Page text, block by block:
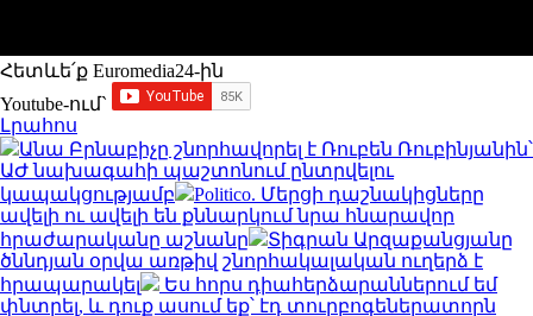
Հետևե՛ք Euromedia24-ին
Youtube-ում`
Լրահոս
Անա Բրնաբիչը շնորհավորել է Ռուբեն Ռուբինյանին՝
ԱԺ նախագահի պաշտոնում ընտրվելու
կապակցությամբ
Politico. Մերցի դաշնակիցները
ավելի ու ավելի են քննարկում նրա հնարավոր
հրաժարականը աշնանը
Տիգրան Արզաքանցյանը
ծննդյան օրվա առթիվ շնորհակալական ուղերձ է
հրապարակել
Ես հորս դիահերձարաններում եմ
փնտրել, և դուք ասում եք՝ էդ տուրբոգեներատորն